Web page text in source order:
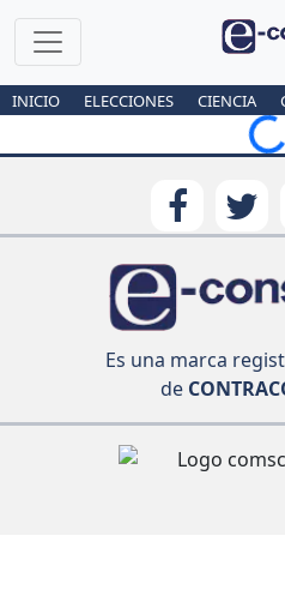
INICIO ELECCIONES CIENCIA
Es una marca
de